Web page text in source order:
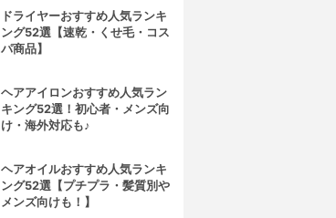
ドライヤーおすすめ人気ランキ
ング52選【速乾・くせ毛・コス
パ商品】
ヘアアイロンおすすめ人気ラン
キング52選！初心者・メンズ向
け・海外対応も♪
ヘアオイルおすすめ人気ランキ
ング52選【プチプラ・髪質別や
メンズ向けも！】